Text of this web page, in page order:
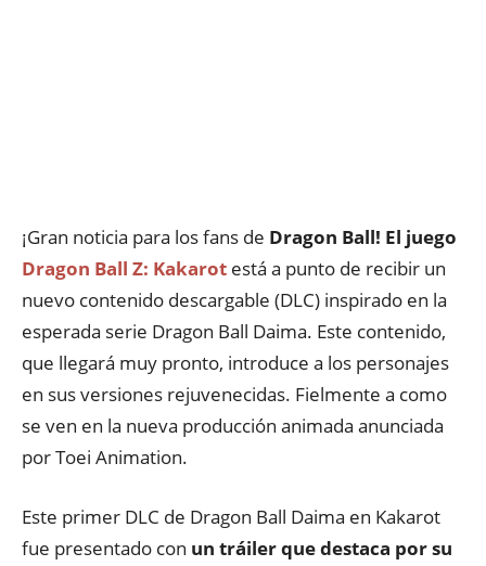
¡Gran noticia para los fans de Dragon Ball! El juego
Dragon Ball Z: Kakarot está a punto de recibir un
nuevo contenido descargable (DLC) inspirado en la
esperada serie Dragon Ball Daima. Este contenido,
que llegará muy pronto, introduce a los personajes
en sus versiones rejuvenecidas. Fielmente a como
se ven en la nueva producción animada anunciada
por Toei Animation.
Este primer DLC de Dragon Ball Daima en Kakarot
fue presentado con un tráiler que destaca por su